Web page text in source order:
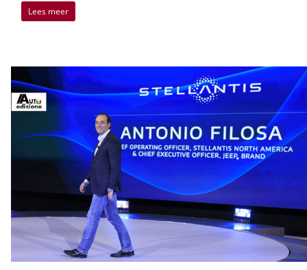
Lees meer